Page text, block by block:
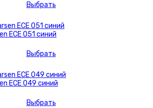
Выбрать
ECE 051 синий
Выбрать
ECE 049 синий
Выбрать